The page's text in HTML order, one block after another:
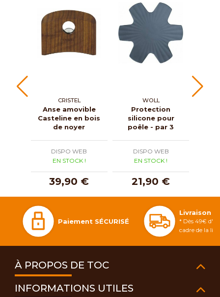
CRISTEL
Anse amovible
Casteline en bois
de noyer
DISPO WEB
EN STOCK !
39,90 €
WOLL
Protection
silicone pour
poêle - par 3
DISPO WEB
EN STOCK !
21,90 €
Paiement SÉCURISÉ
Livraison
* Dès 49€
cadre de la
À PROPOS DE TOC
INFORMATIONS UTILES